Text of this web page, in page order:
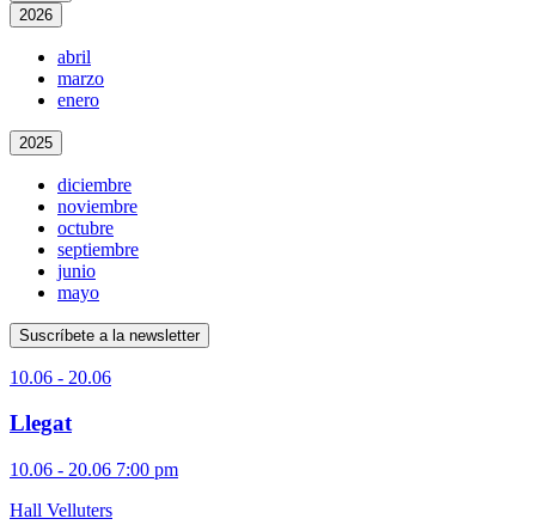
2026
abril
marzo
enero
2025
diciembre
noviembre
octubre
septiembre
junio
mayo
Suscríbete a la newsletter
10.06 - 20.06
Llegat
10.06 - 20.06 7:00 pm
Hall Velluters